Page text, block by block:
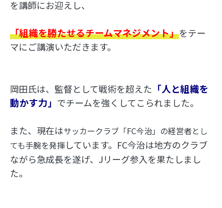
を講師にお迎えし、
「組織を勝たせるチームマネジメント」をテー
マにご講演いただきます。
岡田氏は、監督として戦術を超えた 「人と組織を
動かす力」 でチームを強くしてこられました。
また、現在はサッカークラブ「FC今治」の経営者とし
ても手腕を発揮しています。FC今治は地方のクラブ
ながら急成長を遂げ、Jリーグ参入を果たしまし
た。